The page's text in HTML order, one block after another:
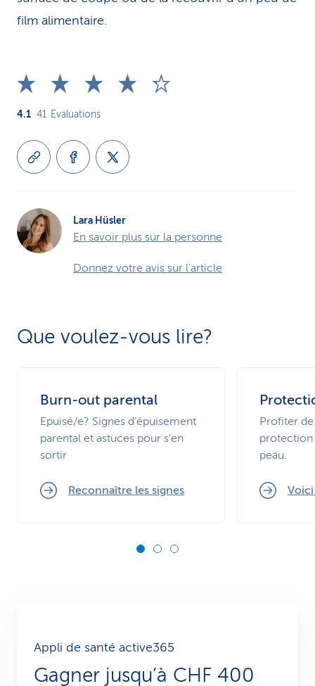
film alimentaire.
4.1 41 Evaluations
Lara Hüsler
En savoir plus sur la personne
Donnez votre avis sur l'article
Que voulez-vous lire?
Burn-out parental
Epuisé/e? Signes d’épuisement
parental et astuces pour s’en
sortir
Reconnaître les signes
Profiter de
protection
peau.
Appli de santé active365
Gagner jusqu’à CHF 400